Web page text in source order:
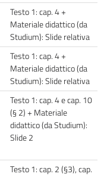
Testo 1: cap. 4 +
Materiale didattico (da
Studium): Slide relativa
Testo 1: cap. 4 +
Materiale didattico (da
Studium): Slide relativa
Testo 1: cap. 4 e cap. 10
(§ 2) + Materiale
didattico (da Studium):
Slide 2
Testo 1: cap. 2 (§3), cap.